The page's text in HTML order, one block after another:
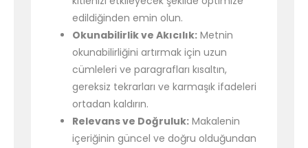
edildiğinden emin olun.
Okunabilirlik ve Akıcılık: Metnin
okunabilirliğini artırmak için uzun
cümleleri ve paragrafları kısaltın,
gereksiz tekrarları ve karmaşık ifadeleri
ortadan kaldırın.
Relevans ve Doğruluk: Makalenin
içeriğinin güncel ve doğru olduğundan